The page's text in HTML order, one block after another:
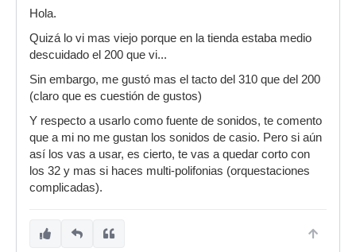
Hola.
Quizá lo vi mas viejo porque en la tienda estaba medio
descuidado el 200 que vi...
Sin embargo, me gustó mas el tacto del 310 que del 200
(claro que es cuestión de gustos)
Y respecto a usarlo como fuente de sonidos, te comento
que a mi no me gustan los sonidos de casio. Pero si aún
así los vas a usar, es cierto, te vas a quedar corto con
los 32 y mas si haces multi-polifonias (orquestaciones
complicadas).